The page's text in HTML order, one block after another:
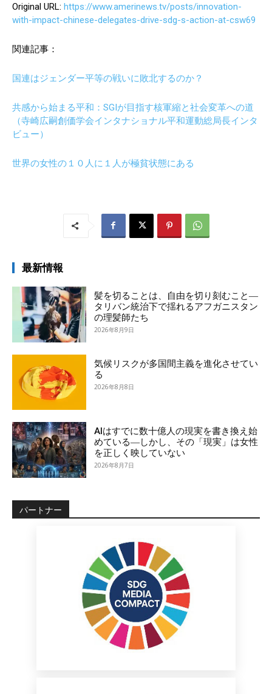
Original URL: https://www.amerinews.tv/posts/innovation-
with-impact-chinese-delegates-drive-sdg-s-action-at-csw69
関連記事：
国連はジェンダー平等の戦いに敗北するのか？
共感から始まる平和：SGIが目指す核軍縮と社会変革への道
（寺崎広嗣創価学会インタナショナル平和運動総局長インタ
ビュー）
世界の女性の１０人に１人が極貧状態にある
最新情報
髪を切ることは、自由を切り刻むこと―
タリバン統治下で揺れるアフガニスタン
の理髪師たち
2026年8月9日
気候リスクが多国間主義を進化させてい
る
2026年8月8日
AIはすでに数十億人の現実を書き換え始
めている―しかし、その「現実」は女性
を正しく映していない
2026年8月7日
パートナー